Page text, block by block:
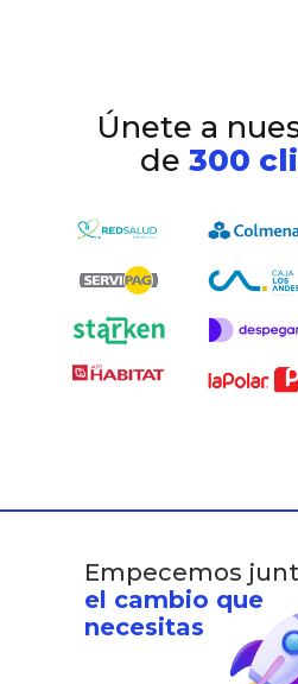
Únete a
de300
Empecemos
el cambio que
necesitas